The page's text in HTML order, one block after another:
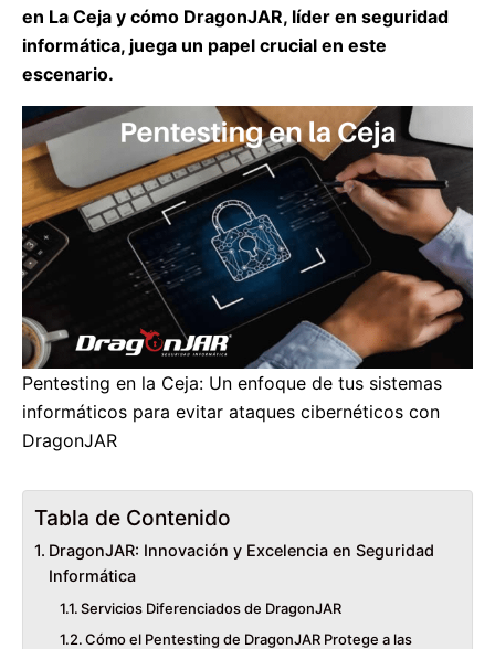
en La Ceja y cómo DragonJAR, líder en seguridad
informática, juega un papel crucial en este
escenario.
Pentesting en la Ceja: Un enfoque de tus sistemas
informáticos para evitar ataques cibernéticos con
DragonJAR
Tabla de Contenido
DragonJAR: Innovación y Excelencia en Seguridad
Informática
Servicios Diferenciados de DragonJAR
Cómo el Pentesting de DragonJAR Protege a las